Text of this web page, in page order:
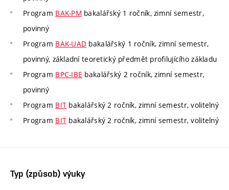
Program BAK-PM bakalářský 1 ročník, zimní semestr,
povinný
Program BAK-UAD bakalářský 1 ročník, zimní semestr,
povinný, základní teoretický předmět profilujícího základu
Program BPC-IBE bakalářský 2 ročník, zimní semestr,
povinný
Program BIT bakalářský 2 ročník, zimní semestr, volitelný
Program BIT bakalářský 2 ročník, zimní semestr, volitelný
Typ (způsob) výuky